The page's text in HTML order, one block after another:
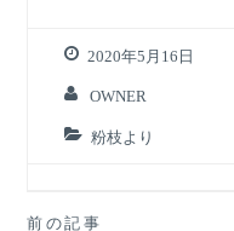
2020年5月16日
OWNER
粉枝より
前の記事